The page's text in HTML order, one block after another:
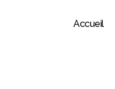
Accueil